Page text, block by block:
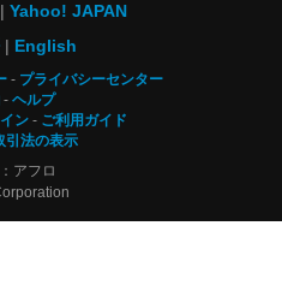
Yahoo! JAPAN
English
プライバシーセンター
ヘルプ
ン
ご利用ガイド
引法の表示
アフロ